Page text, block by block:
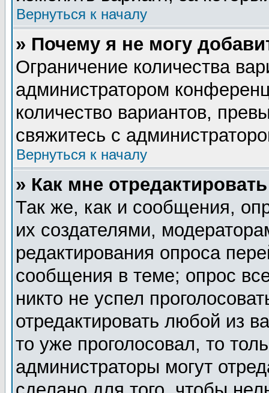
Вернуться к началу
» Почему я не могу
Ограничение количества
администратором
количество вариантов,
свяжитесь с
Вернуться к началу
» Как мне
Так же, как и сообщения,
их создателями,
редактирования опроса
сообщения в теме; опрос
никто не успел
отредактировать любой из
то уже проголосовал, то
администраторы могут